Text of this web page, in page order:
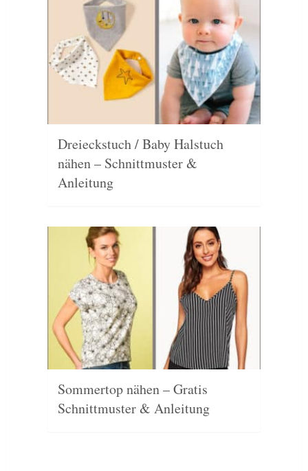
Dreieckstuch / Baby Halstuch
nähen – Schnittmuster &
Anleitung
Sommertop nähen – Gratis
Schnittmuster & Anleitung